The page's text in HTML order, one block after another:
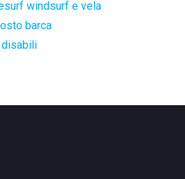
windsurf e vela
barca